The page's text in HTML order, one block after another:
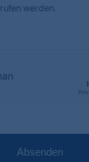
werden.
Absenden